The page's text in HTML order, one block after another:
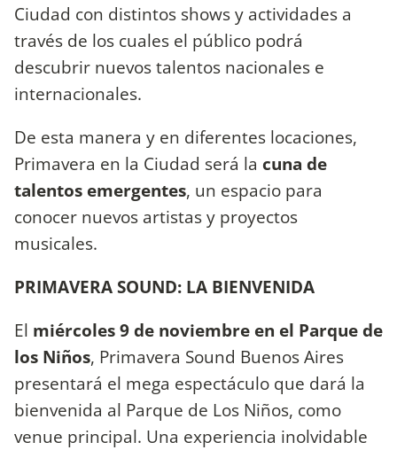
Ciudad con distintos shows y actividades a
través de los cuales el público podrá
descubrir nuevos talentos nacionales e
internacionales.
De esta manera y en diferentes locaciones,
Primavera en la Ciudad será la cuna de
talentos emergentes, un espacio para
conocer nuevos artistas y proyectos
musicales.
PRIMAVERA SOUND: LA BIENVENIDA
El miércoles 9 de noviembre en el Parque de
los Niños, Primavera Sound Buenos Aires
presentará el mega espectáculo que dará la
bienvenida al Parque de Los Niños, como
venue principal. Una experiencia inolvidable